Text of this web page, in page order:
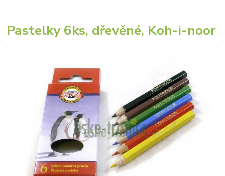
Pastelky 6ks, dřevěné, Koh-i-noor